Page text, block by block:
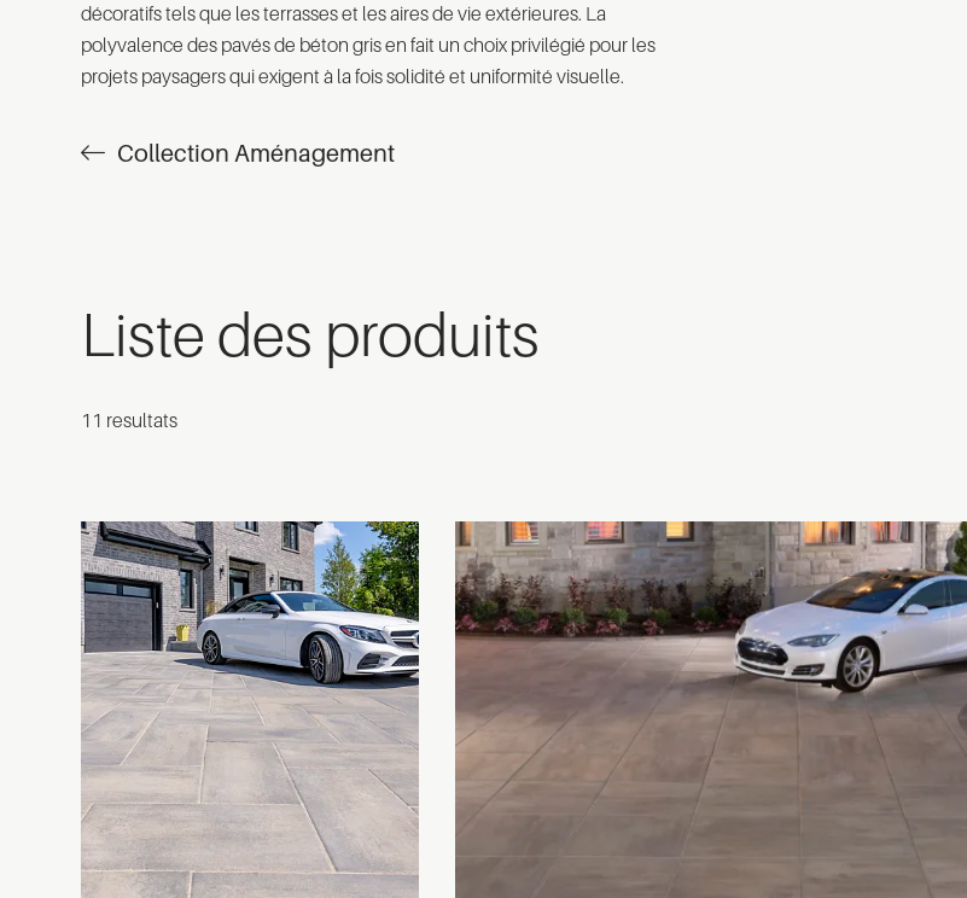
décoratifs tels que les terrasses et les aires de vie extérieures. La
polyvalence des pavés de béton gris en fait un choix privilégié pour les
projets paysagers qui exigent à la fois solidité et uniformité visuelle.
Collection Aménagement
Liste des produits
11 resultats